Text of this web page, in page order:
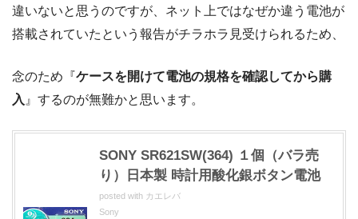
違いないと思うのですが、ネット上ではなぜか違う電池が
搭載されていたという報告がチラホラ見受けられるため、
念のため『ケースを開けて電池の規格を確認してから購
入 』するのが無難かと思います。
SONY SR621SW(364) １個（バラ売
り）日本製 時計用酸化銀ボタン電池
posted with カエレバ
Sony